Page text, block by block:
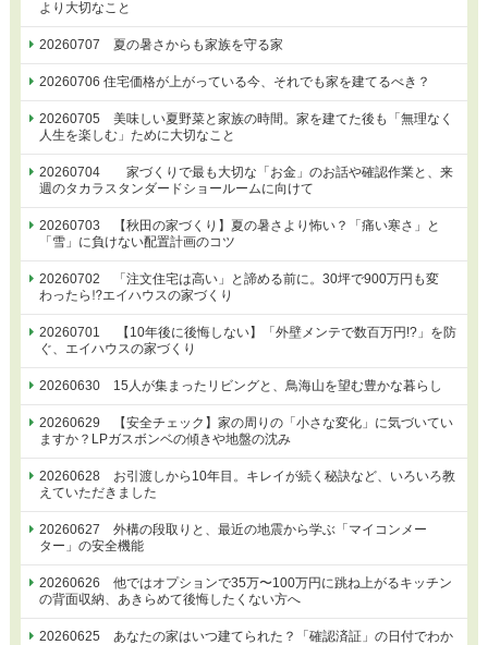
より大切なこと
20260707 夏の暑さからも家族を守る家
20260706 住宅価格が上がっている今、それでも家を建てるべき？
20260705 美味しい夏野菜と家族の時間。家を建てた後も「無理なく
人生を楽しむ」ために大切なこと
20260704 家づくりで最も大切な「お金」のお話や確認作業と、来
週のタカラスタンダードショールームに向けて
20260703 【秋田の家づくり】夏の暑さより怖い？「痛い寒さ」と
「雪」に負けない配置計画のコツ
20260702 「注文住宅は高い」と諦める前に。30坪で900万円も変
わったら⁉エイハウスの家づくり
20260701 【10年後に後悔しない】「外壁メンテで数百万円!?」を防
ぐ、エイハウスの家づくり
20260630 15人が集まったリビングと、鳥海山を望む豊かな暮らし
20260629 【安全チェック】家の周りの「小さな変化」に気づいてい
ますか？LPガスボンベの傾きや地盤の沈み
20260628 お引渡しから10年目。キレイが続く秘訣など、いろいろ教
えていただきました
20260627 外構の段取りと、最近の地震から学ぶ「マイコンメー
ター」の安全機能
20260626 他ではオプションで35万〜100万円に跳ね上がるキッチン
の背面収納、あきらめて後悔したくない方へ
20260625 あなたの家はいつ建てられた？「確認済証」の日付でわか